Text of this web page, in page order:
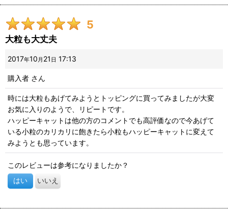
5
大粒も大丈夫
2017年10 月 21 日 17:13
購入者 さん
時には大粒もあげてみようとトッピングに買ってみましたが大変
お気に入りのようで、リピートです。
ハッピーキャットは他の方のコメントでも高評価なので今あげて
いる小粒のカリカリに飽きたら小粒もハッピーキャットに変えて
みようとも思っています。
このレビューは参考になりましたか？
はい いいえ